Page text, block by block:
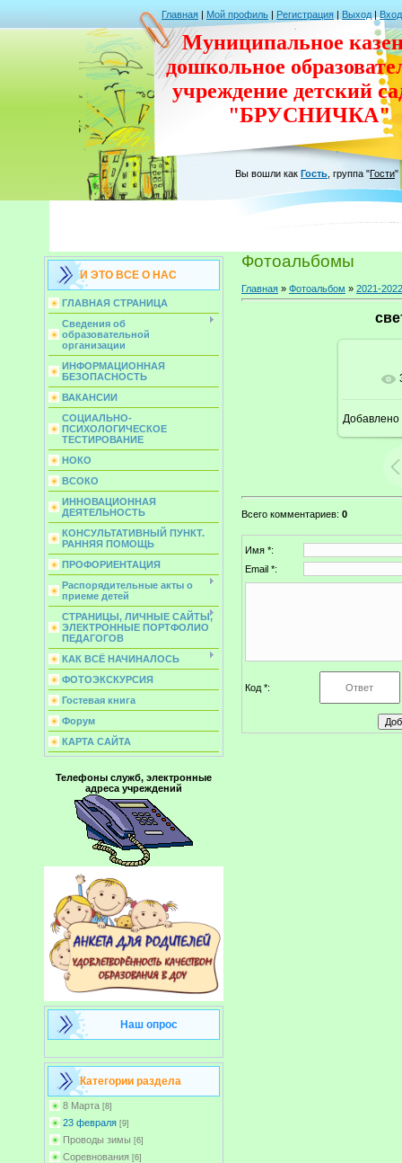
Главная | Мой профиль | Регистрация | Выход | Вход
Муниципальное
дошкольное
учреждение детский
"БРУСНИЧКА"
Вы вошли как Гость группа "Гости"
И ЭТО ВСЕ О НАС
ГЛАВНАЯ СТРАНИЦА
Сведения об
образовательной
организации
ИНФОРМАЦИОННАЯ
БЕЗОПАСНОСТЬ
ВАКАНСИИ
СОЦИАЛЬНО-
ПСИХОЛОГИЧЕСКОЕ
ТЕСТИРОВАНИЕ
НОКО
ВСОКО
ИННОВАЦИОННАЯ
ДЕЯТЕЛЬНОСТЬ
КОНСУЛЬТАТИВНЫЙ ПУНКТ.
РАННЯЯ ПОМОЩЬ
ПРОФОРИЕНТАЦИЯ
Распорядительные акты о
приеме детей
СТРАНИЦЫ, ЛИЧНЫЕ САЙТЫ,
ЭЛЕКТРОННЫЕ ПОРТФОЛИО
ПЕДАГОГОВ
КАК ВСЁ НАЧИНАЛОСЬ
ФОТОЭКСКУРСИЯ
Гостевая книга
Форум
КАРТА САЙТА
Телефоны служб, электронные
адреса учреждений
Наш опрос
Категории раздела
8 Марта [8]
23 февраля [9]
Проводы зимы [6]
Соревнования [6]
Фотоальбомы
Главная » Фотоальбом » 2021-2022
В
Добавлено
Всего комментариев: 0
Имя *:
Email *:
Код *: